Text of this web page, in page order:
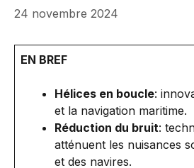
24 novembre 2024
EN BREF
Hélices en boucle:
et la navigation maritime.
Réduction du bruit:
atténuent les nuisances
et des navires.